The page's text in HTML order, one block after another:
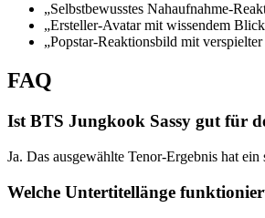
„Selbstbewusstes Nahaufnahme-
„Ersteller-Avatar mit wissendem
„Popstar-Reaktionsbild mit
FAQ
Ist BTS Jungkook Sassy gut für
Ja. Das ausgewählte Tenor-Ergebnis hat
Welche Untertitellänge